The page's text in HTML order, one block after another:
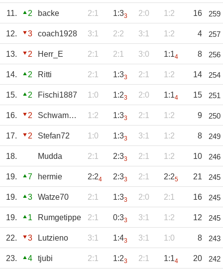
11. 2 backe 2:1 1:33 2:0 1:2 16 259
12. 3 coach1928 3:1 2:2 3:1 1:2 4 257
13. 2 Herr_E 2:1 2:1 3:0 1:14 8 256
14. 2 Ritti 2:1 1:33 2:1 1:2 14 254
15. 2 Fischi1887 1:0 1:23 2:0 1:14 15 251
16. 2 Schwammerl1860 1:2 1:33 2:1 1:2 9 250
17. 2 Stefan72 1:0 1:33 3:1 1:2 8 249
18. Mudda 2:1 2:33 2:1 1:2 10 246
19. 7 hermie 2:24 2:33 2:1 2:25 21 245
19. 3 Watze70 2:1 1:33 2:0 2:1 16 245
19. 1 Rumgetippe 2:1 0:33 3:1 1:2 12 245
22. 3 Lutzieno 3:1 1:43 3:1 1:0 8 243
23. 4 tjubi 2:1 1:23 2:1 1:14 20 242